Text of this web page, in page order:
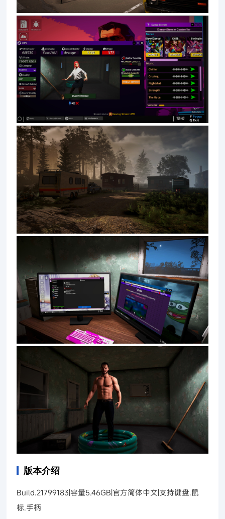
版本介绍
Build.21799183|容量5.46GB|官方简体中文|支持键盘.鼠
标.手柄